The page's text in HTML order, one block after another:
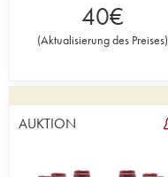
40€
(Aktualisierung des Preises)
AUKTION